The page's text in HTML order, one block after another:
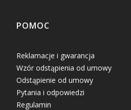
Linki w stopce
POMOC
Reklamacje i gwarancja
Wzór odstąpienia od umowy
Odstąpienie od umowy
Pytania i odpowiedzi
Regulamin